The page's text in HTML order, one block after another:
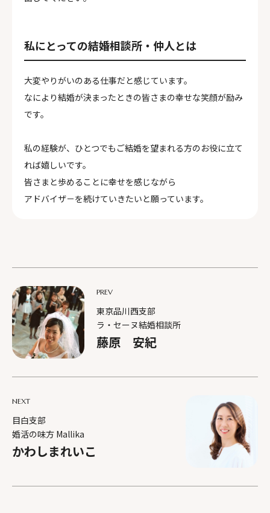
私にとっての結婚相談所・仲人とは
大変やりがいのある仕事だと感じています。
なにより結婚が決まったときの皆さまの幸せな笑顔が励み
です。
私の経験が、ひとつでもご結婚を望まれる方のお役に立て
れば嬉しいです。
皆さまと歩めることに幸せを感じながら
アドバイザ－を続けていきたいと願っています。
PREV
東京品川西支部
ラ・セーヌ結婚相談所
藤原 安紀
NEXT
目白支部
婚活の味方 Mallika
かわしまれいこ